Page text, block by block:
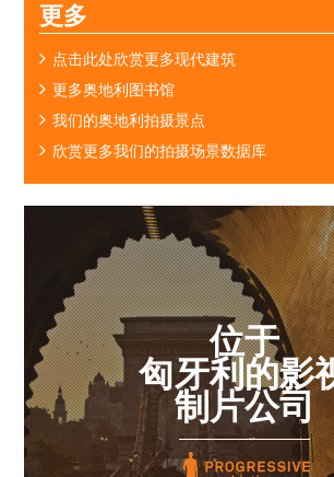
更多
点击此处欣赏更多现代建筑
更多奥地利图书馆
我们的奥地利拍摄景点
欣赏更多我们的拍摄场景数据库
位于
匈牙利的影
制片公司